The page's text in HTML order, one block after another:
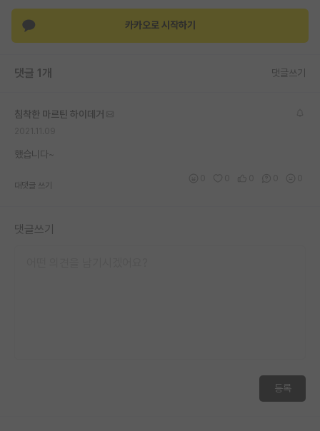
이벤트
반도체 아카데미
재팬라운지 🌸
카카오로 시작하기
댓글 1개 댓글쓰기
침착한 마르틴 하이데거
했습니다~
대댓글 쓰기
댓글쓰기
등록